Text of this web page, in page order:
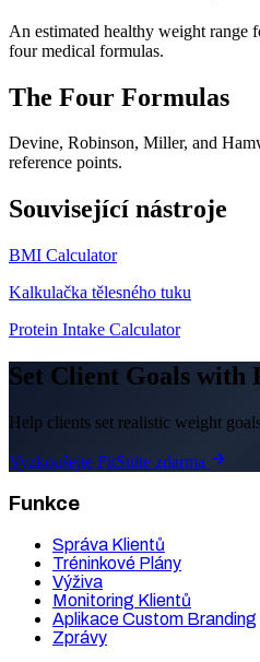
An estimated healthy weight range
four medical formulas.
The Four Formulas
Devine, Robinson, Miller, and
reference points.
Související nástroje
BMI Calculator
Kalkulačka tělesného tuku
Protein Intake Calculator
Set Client Goals with
Help clients set realistic weight
Vyzkoušejte FitSuite zdarma
Funkce
Správa Klientů
Tréninkové Plány
Výživa
Monitoring Klientů
Aplikace Custom Branding
Zprávy